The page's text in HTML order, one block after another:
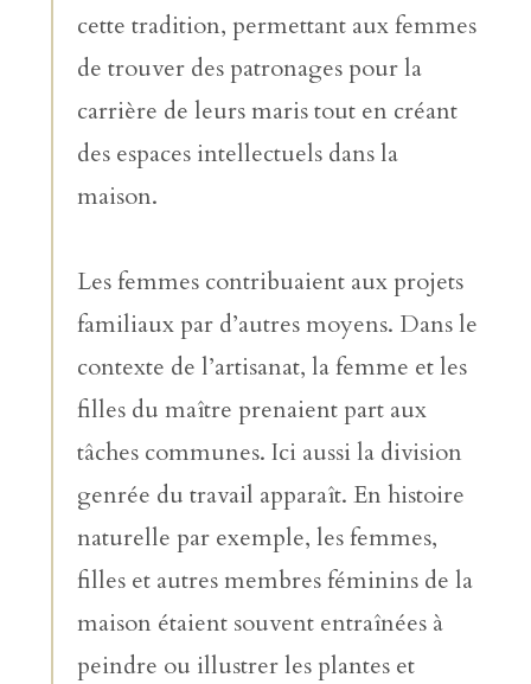
cette tradition, permettant aux femmes
de trouver des patronages pour la
carrière de leurs maris tout en créant
des espaces intellectuels dans la
maison.
Les femmes contribuaient aux projets
familiaux par d’autres moyens. Dans le
contexte de l’artisanat, la femme et les
filles du maître prenaient part aux
tâches communes. Ici aussi la division
genrée du travail apparaît. En histoire
naturelle par exemple, les femmes,
filles et autres membres féminins de la
maison étaient souvent entraînées à
peindre ou illustrer les plantes et